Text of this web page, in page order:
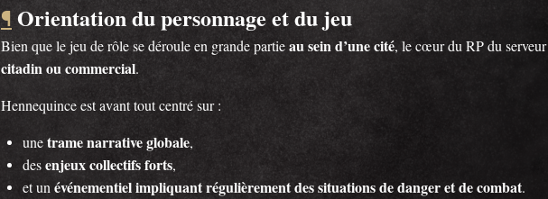
¶ Orientation du personnage et du jeu
Bien que le jeu de rôle se déroule en grande partieau sein d’une cité, le cœur du RP du serveur
citadin ou commercial.
Hennequince est avant tout centré sur :
unetrame narrative globale,
desenjeux collectifs forts,
et unévénementiel impliquant régulièrement des situations de danger et de combat.